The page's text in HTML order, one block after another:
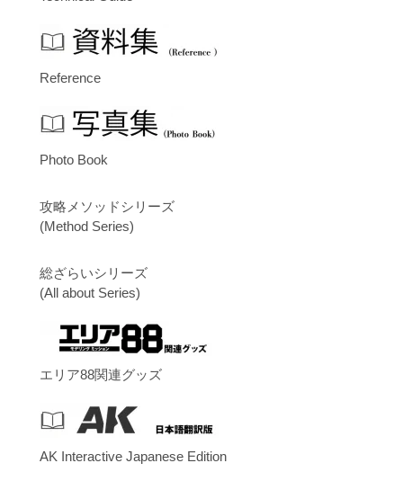
Reference
Photo Book
攻略メソッドシリーズ
(Method Series)
総ざらいシリーズ
(All about Series)
エリア88関連グッズ
AK Interactive Japanese Edition